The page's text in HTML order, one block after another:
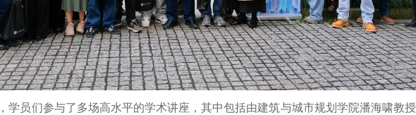
学员们参与了多场高水平的学术讲座，其中包括由建筑与城市规划学院潘海啸教授